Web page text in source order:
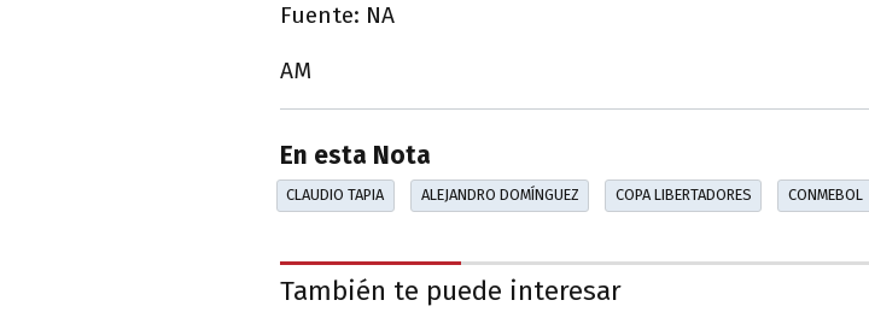
Fuente: NA
AM
En esta Nota
CLAUDIO TAPIA ALEJANDRO DOMÍNGUEZ COPA LIBERTADORES CONMEBOL
También te puede interesar